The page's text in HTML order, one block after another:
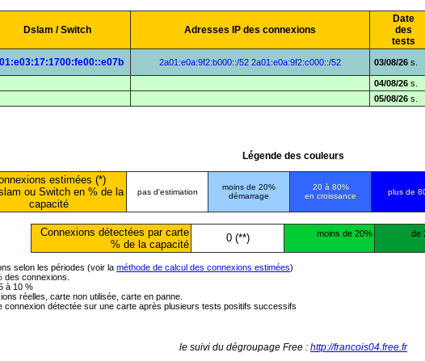
Dslam / Switch Adresses IP des connexions
Date
des
tests
2a01:e0a:9f2:b000::/52 2a01:e0a:9f2:c000::/52 03/08/26 s.
04/08/26 s.
05/08/26 s.
Légende des couleurs
estimées (*)
ou Switch en % de la
capacité
pas d'estimation
moins de 20%
démarrage
20 à 80%
en croissance
plus de
Connexions détectées par carte
% de la capacité
0 (**) moins de 20% de
selon les périodes (voir la méthode de calcul des connexions estimées)
des connexions.
à 10 %
réelles, carte non utilisée, carte en panne.
détectée sur une carte après plusieurs tests positifs successifs
le suivi du dégroupage Free : http://francois04.free.fr